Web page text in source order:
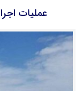
عملیات